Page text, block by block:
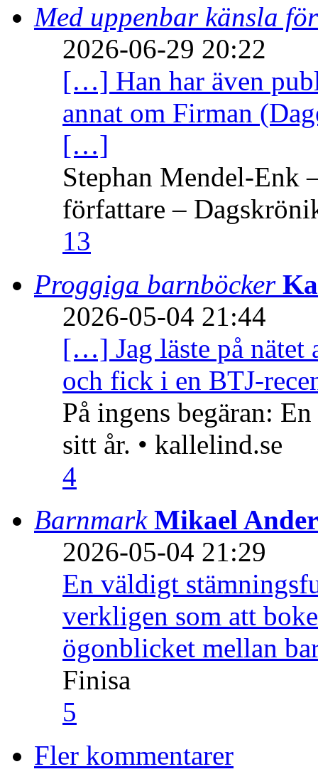
Med uppenbar känsla
2026-06-29 20:22
[…] Han har även
annat om Firman
[…]
Stephan Mendel-Enk
författare –
13
Proggiga barnböcker
2026-05-04 21:44
[…] Jag läste på nätet
och fick i en BTJ-
På ingens begäran:
sitt år. • kallelind.se
4
Barnmark Mikael
2026-05-04 21:29
En väldigt
verkligen som att
ögonblicket mellan
Finisa
5
Fler kommentarer